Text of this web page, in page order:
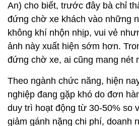
An) cho biết, trước đây bà chỉ
đứng chờ xe khách vào những
không khí nhộn nhịp, vui vẻ
ảnh này xuất hiện sớm hơn.
đứng chờ xe, ai cũng mang nét
Theo ngành chức năng, hiện
nghiệp đang gặp khó do đơn
duy trì hoạt động từ 30-50% so
giảm gánh nặng chi phí, doanh